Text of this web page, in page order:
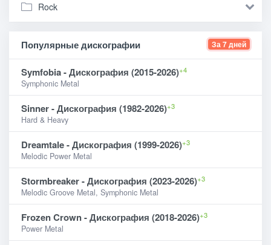
Rock
Популярные дискографии За 7 дней
Symfobia - Дискография (2015-2026)+4
Symphonic Metal
Sinner - Дискография (1982-2026)+3
Hard & Heavy
Dreamtale - Дискография (1999-2026)+3
Melodic Power Metal
Stormbreaker - Дискография (2023-2026)+3
Melodic Groove Metal, Symphonic Metal
Frozen Crown - Дискография (2018-2026)+3
Power Metal